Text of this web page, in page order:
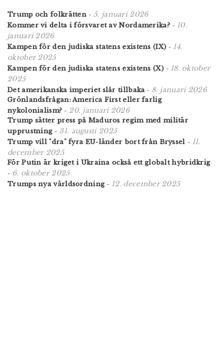
Trump och folkrätten - 5. januari 2026
Kommer vi delta i försvaret av Nordamerika?- 10.
januari 2026
Kampen för den judiska statens existens (IX) - 14.
oktober 2025
Kampen för den judiska statens existens (X)- 18. oktober
2025
Det amerikanska imperiet slår tillbaka - 8. januari 2026
Grönlandsfrågan: America First eller farlig
nykolonialism? - 20. januari 2026
Trump sätter press på Maduros regim med militär
upprustning- 31. augusti 2025
Trump vill "dra" fyra EU-länder bort från Bryssel - 11.
december 2025
För Putin är kriget i Ukraina också ett globalt hybridkrig
- 6. oktober 2025
Trumps nya världsordning- 12. december 2025